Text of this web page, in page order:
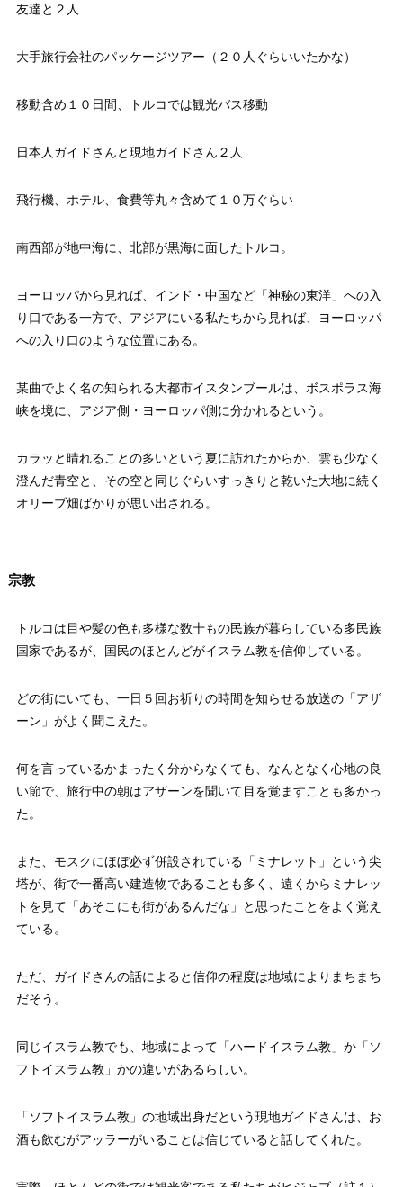
友達と２人
大手旅行会社のパッケージツアー（２０人ぐらいいたかな）
移動含め１０日間、トルコでは観光バス移動
日本人ガイドさんと現地ガイドさん２人
飛行機、ホテル、食費等丸々含めて１０万ぐらい
南西部が地中海に、北部が黒海に面したトルコ。
ヨーロッパから見れば、インド・中国など「神秘の東洋」への入
り口である一方で、アジアにいる私たちから見れば、ヨーロッパ
への入り口のような位置にある。
某曲でよく名の知られる大都市イスタンブールは、ボスポラス海
峡を境に、アジア側・ヨーロッパ側に分かれるという。
カラッと晴れることの多いという夏に訪れたからか、雲も少なく
澄んだ青空と、その空と同じぐらいすっきりと乾いた大地に続く
オリーブ畑ばかりが思い出される。
宗教
トルコは目や髪の色も多様な数十もの民族が暮らしている多民族
国家であるが、国民のほとんどがイスラム教を信仰している。
どの街にいても、一日５回お祈りの時間を知らせる放送の「アザ
ーン」がよく聞こえた。
何を言っているかまったく分からなくても、なんとなく心地の良
い節で、旅行中の朝はアザーンを聞いて目を覚ますことも多かっ
た。
また、モスクにほぼ必ず併設されている「ミナレット」という尖
塔が、街で一番高い建造物であることも多く、遠くからミナレッ
トを見て「あそこにも街があるんだな」と思ったことをよく覚え
ている。
ただ、ガイドさんの話によると信仰の程度は地域によりまちまち
だそう。
同じイスラム教でも、地域によって「ハードイスラム教」か「ソ
フトイスラム教」かの違いがあるらしい。
「ソフトイスラム教」の地域出身だという現地ガイドさんは、お
酒も飲むがアッラーがいることは信じていると話してくれた。